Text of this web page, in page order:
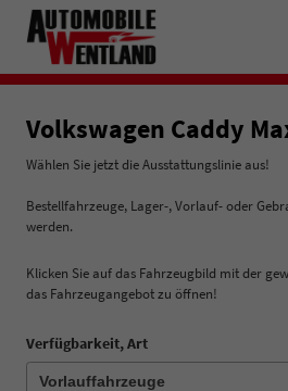
Volkswagen Caddy
Wählen Sie jetzt die
Im Menü
Bestellfahrzeuge, Lager-, Vorlauf- oder
werden.
Klicken Sie auf das Fahrzeugbild mit der
das Fahrzeugangebot zu öffnen!
Verfügbarkeit, Art